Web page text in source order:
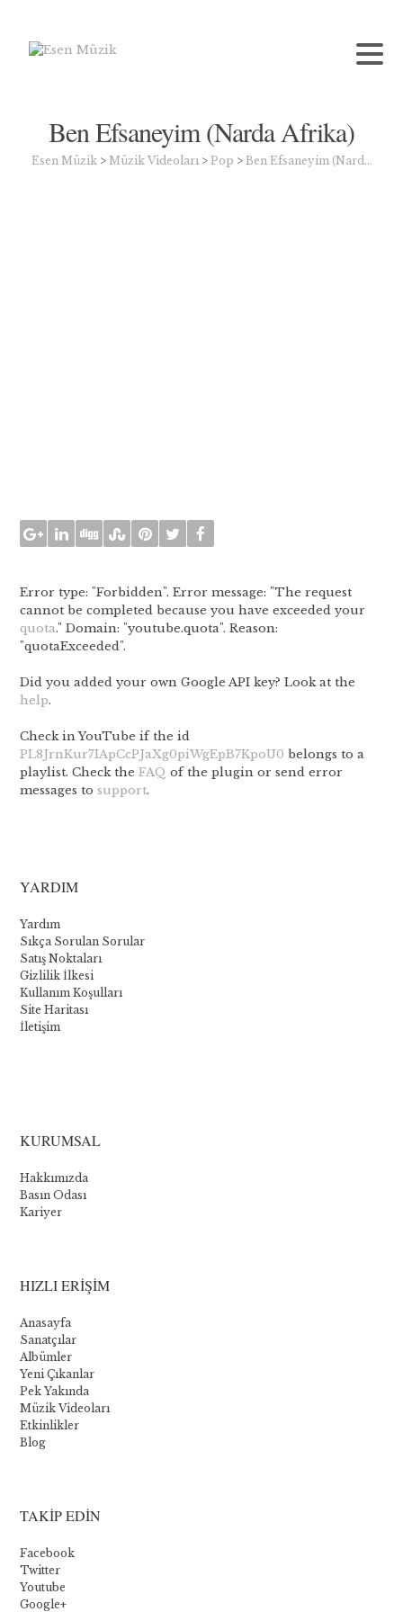
Ben Efsaneyim (Narda Afrika)
Esen Müzik> Müzik Videoları > Pop > Ben Efsaneyim (Nard…
Error type: "Forbidden". Error message: "The request
cannot be completed because you have exceeded your
quota." Domain: "youtube.quota". Reason:
"quotaExceeded".
Did you added your own Google API key? Look at the
help.
Check in YouTube if the id
PL8JrnKur7IApCcPJaXg0piWgEpB7KpoU0 belongs to a
playlist. Check theFAQ of the plugin or send error
messages tosupport.
YARDIM
Yardım
Sıkça Sorulan Sorular
Satış Noktaları
Gizlilik İlkesi
Kullanım Koşulları
Site Haritası
İletişim
:
Les
meilleurs
jeux
Bien
que
Novomatic
propose
quelques
jeux
principale
est
une
gamme
de
KURUMSAL
Hakkımızda
Basın Odası
Kariyer
HIZLI ERİŞİM
Anasayfa
Sanatçılar
Albümler
Yeni Çıkanlar
Pek Yakında
Müzik Videoları
Etkinlikler
Blog
TAKİP EDİN
Facebook
Twitter
Youtube
Google+